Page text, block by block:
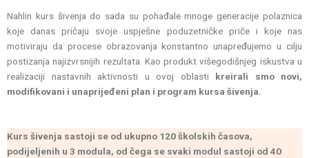
Nahlin kurs šivenja do sada su pohađale mnoge generacije polaznica
koje danas pričaju svoje uspješne poduzetničke priče i koje nas
motiviraju da procese obrazovanja konstantno unapređujemo u cilju
postizanja najizvrsnijih rezultata. Kao produkt višegodišnjeg iskustva u
realizaciji nastavnih aktivnosti u ovoj oblasti kreirali smo novi,
modifikovani i unaprijeđeni plan i program kursa šivenja.
Kurs šivenja sastoji se od ukupno 120 školskih časova,
podijeljenih u 3 modula, od čega se svaki modul sastoji od 40